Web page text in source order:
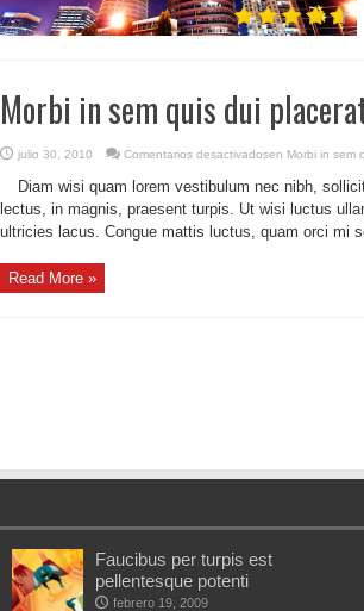
Morbi in sem quis dui
julio 30, 2010 Comentarios desactivadosen Morbi in sem
Diam wisi quam lorem vestibulum nec nibh,
lectus, in magnis, praesent turpis. Ut wisi luctus
ultricies lacus. Congue mattis luctus, quam orci mi
Read More »
Faucibus per turpis est
pellentesque potenti
febrero 19, 2009